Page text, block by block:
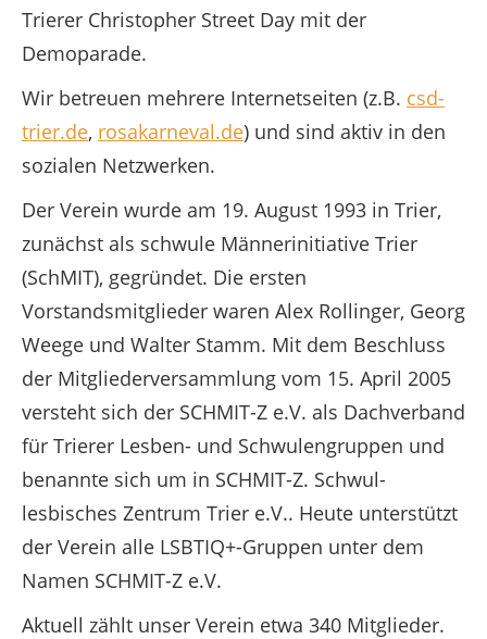
Trierer Christopher Street Day mit der
Demoparade.
Wir betreuen mehrere Internetseiten (z.B. csd-
trier.de, rosakarneval.de) und sind aktiv in den
sozialen Netzwerken.
Der Verein wurde am 19. August 1993 in Trier,
zunächst als schwule Männerinitiative Trier
(SchMIT), gegründet. Die ersten
Vorstandsmitglieder waren Alex Rollinger, Georg
Weege und Walter Stamm. Mit dem Beschluss
der Mitgliederversammlung vom 15. April 2005
versteht sich der SCHMIT-Z e.V. als Dachverband
für Trierer Lesben- und Schwulengruppen und
benannte sich um in SCHMIT-Z. Schwul-
lesbisches Zentrum Trier e.V.. Heute unterstützt
der Verein alle LSBTIQ+-Gruppen unter dem
Namen SCHMIT-Z e.V.
Aktuell zählt unser Verein etwa 340 Mitglieder.